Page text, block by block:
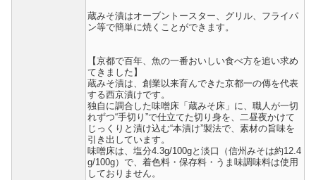
蔵みそ漬はオーブントースター、グリル、フライパ
ン等で簡単に焼くことができます。
【京都で百年、魚の一番おいしい食べ方を追い求め
てきました】
蔵みそ漬は、創業以来育んできた京都一の傳を代表
する西京漬けです。
独自に調合した味噌床「蔵みそ床」に、職人が一切
れずつ“手切り”で仕立てた切り身を、二昼夜かけて
じっくりと漬け込む“本漬け”製法で、素材の旨味を
引き出しています。
味噌床は、塩分4.3g/100gと淡口（信州みそは約12.4
g/100g）で、着色料・保存料・うま味調味料は使用
しておりません。